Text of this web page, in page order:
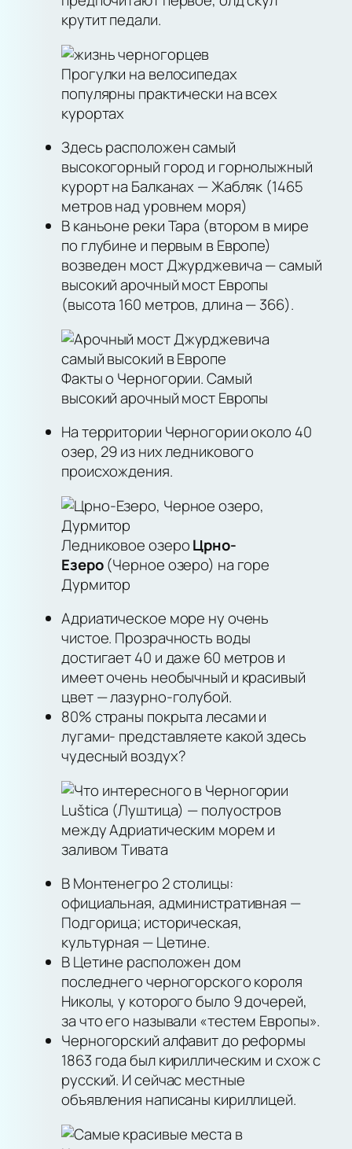
крутит педали.
Прогулки на велосипедах
популярны практически на всех
курортах
Здесь расположен самый
высокогорный город и горнолыжный
курорт на Балканах — Жабляк (1465
метров над уровнем моря)
В каньоне реки Тара (втором в мире
по глубине и первым в Европе)
возведен мост Джурджевича — самый
высокий арочный мост Европы
(высота 160 метров, длина — 366).
Факты о Черногории. Самый
высокий арочный мост Европы
На территории Черногории около 40
озер, 29 из них ледникового
происхождения.
Ледниковое озероЦрно-
Езеро(Черное озеро) на горе
Дурмитор
Адриатическое море ну очень
чистое. Прозрачность воды
достигает 40 и даже 60 метров и
имеет очень необычный и красивый
цвет — лазурно-голубой.
80% страны покрыта лесами и
лугами- представляете какой здесь
чудесный воздух?
Luštica (Луштица) — полуостров
между Адриатическим морем и
заливом Тивата
В Монтенегро 2 столицы:
официальная, административная —
Подгорица; историческая,
культурная — Цетине.
В Цетине расположен дом
последнего черногорского короля
Николы, у которого было 9 дочерей,
за что его называли «тестем Европы».
Черногорский алфавит до реформы
1863 года был кириллическим и схож с
русский. И сейчас местные
объявления написаны кириллицей.